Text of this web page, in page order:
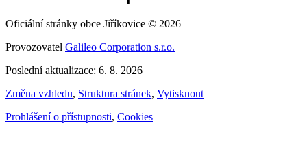
Oficiální stránky obce Jiříkovice © 2026
Provozovatel Galileo Corporation s.r.o.
Poslední aktualizace: 6. 8. 2026
Změna vzhledu, Struktura stránek, Vytisknout
Prohlášení o přístupnosti, Cookies